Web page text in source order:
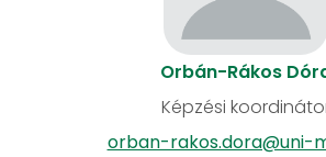
Orbán-Rákos
Képzési
orban-rakos.dora@uni-